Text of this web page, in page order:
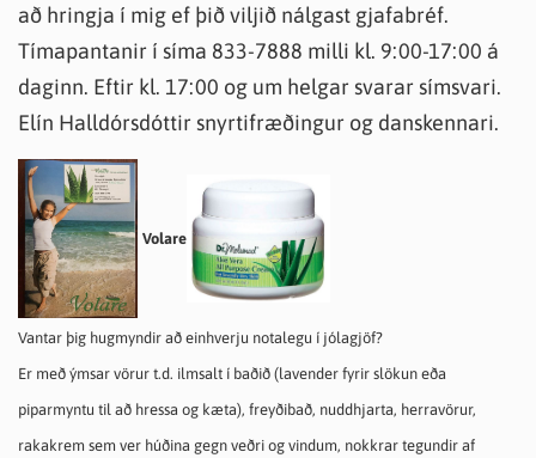
að hringja í mig ef þið viljið nálgast gjafabréf.
Tímapantanir í síma 833-7888 milli kl. 9:00-17:00 á
daginn. Eftir kl. 17:00 og um helgar svarar símsvari.
Elín Halldórsdóttir snyrtifræðingur og danskennari.
Volare
Vantar þig hugmyndir að einhverju notalegu í jólagjöf?
Er með ýmsar vörur t.d. ilmsalt í baðið (lavender fyrir slökun eða
piparmyntu til að hressa og kæta), freyðibað, nuddhjarta, herravörur,
rakakrem sem ver húðina gegn veðri og vindum, nokkrar tegundir af